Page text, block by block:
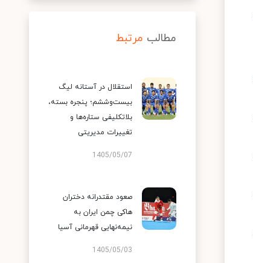
مطالب مرتبط
استقلال در آستانه لیگ
بیست‌وششم؛ پنجره بسته،
بلاتکلیفی ستاره‌ها و
تغییرات مدیریتی
1405/05/07
صعود مقتدرانه دختران
هاکی چمن ایران به
نیمه‌نهایی قهرمانی آسیا
1405/05/03